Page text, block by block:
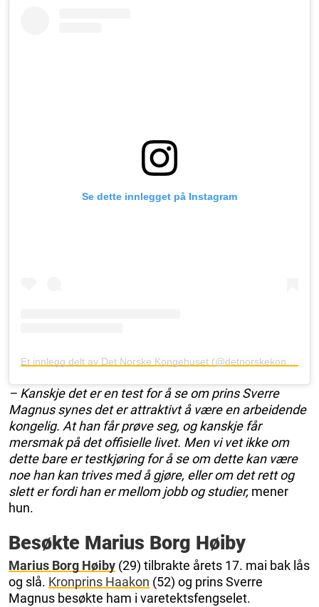
Se dette innlegget på Instagram
– Kanskje det er en test for å se om prins Sverre
Magnus synes det er attraktivt å være en arbeidende
kongelig. At han får prøve seg, og kanskje får
mersmak på det offisielle livet. Men vi vet ikke om
dette bare er testkjøring for å se om dette kan være
noe han kan trives med å gjøre, eller om det rett og
slett er fordi han er mellom jobb og studier, mener
hun.
Besøkte Marius Borg Høiby
Marius Borg Høiby (29) tilbrakte årets 17. mai bak lås
og slå. Kronprins Haakon (52) og prins Sverre
Magnus besøkte ham i varetektsfengselet.